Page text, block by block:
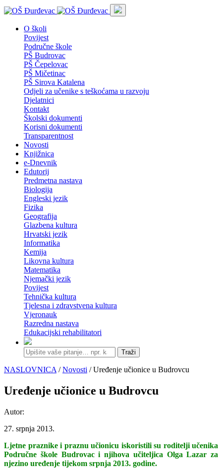
O školi
Povijest
Područne škole
PŠ Budrovac
PŠ Čepelovac
PŠ Mičetinac
PŠ Sirova Katalena
Odjeli za učenike s teškoćama u razvoju
Djelatnici
Kontakt
Školski dokumenti
Korisni dokumenti
Transparentnost
Novosti
Knjižnica
e-Dnevnik
Edutorij
Predmetna nastava
Biologija
Engleski jezik
Fizika
Geografija
Glazbena kultura
Hrvatski jezik
Informatika
Kemija
Likovna kultura
Matematika
Njemački jezik
Povijest
Tehnička kultura
Tjelesna i zdravstvena kultura
Vjeronauk
Razredna nastava
Edukacijski rehabilitatori
Traži
NASLOVNICA /Novosti / Uređenje učionice u Budrovcu
Uređenje učionice u Budrovcu
Autor:
27. srpnja 2013.
Ljetne praznike i praznu učionicu iskoristili su roditelji učenika
Područne škole Budrovac i njihova učiteljica Olga Lazar za
njezino uređenje tijekom srpnja 2013. godine.